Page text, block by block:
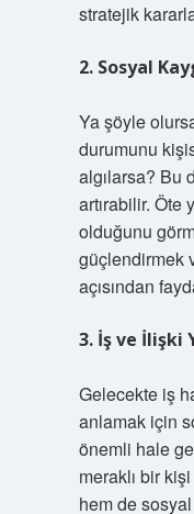
stratejik
2. Sosyal
Ya şöyle
durumunu
algılarsa? Bu
artırabilir.
olduğunu
güçlendirmek
açısından
3. İş ve İlişki
Gelecekte iş
anlamak için
önemli hale
meraklı bir
hem de